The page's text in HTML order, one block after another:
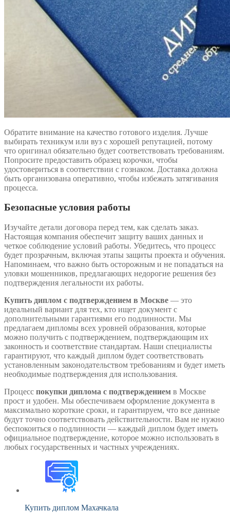
Обратите внимание на качество готового изделия. Лучше
выбирать техникум или вуз с хорошей репутацией, потому
что оригинал обязательно будет соответствовать требованиям.
Попросите предоставить образец корочки, чтобы
удостовериться в соответствии с гознаком. Доставка должна
быть организована оперативно, чтобы избежать затягивания
процесса.
Безопасные условия работы
Изучайте детали договора перед тем, как сделать заказ.
Настоящая компания обеспечит защиту ваших данных и
четкое соблюдение условий работы. Убедитесь, что процесс
будет прозрачным, включая этапы защиты проекта и обучения.
Напоминаем, что важно быть осторожным и не попадаться на
уловки мошенников, предлагающих недорогие решения без
подтверждения легальности их работы.
Купить диплом с подтверждением в Москве — это
идеальный вариант для тех, кто ищет документ с
дополнительными гарантиями его подлинности. Мы
предлагаем дипломы всех уровней образования, которые
можно получить с подтверждением, подтверждающим их
законность и соответствие стандартам. Наши специалисты
гарантируют, что каждый диплом будет соответствовать
установленным законодательством требованиям и будет иметь
необходимые подтверждения для использования.
Процесс покупки диплома с подтверждением в Москве
прост и удобен. Мы обеспечиваем оформление документа в
максимально короткие сроки, и гарантируем, что все данные
будут точно соответствовать действительности. Вам не нужно
беспокоиться о подлинности — каждый диплом будет иметь
официальное подтверждение, которое можно использовать в
любых государственных и частных учреждениях.
Купить диплом Махачкала